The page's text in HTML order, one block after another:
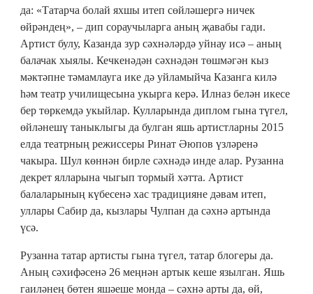
да: «Татарча болай яхшы итеп сөйләшергә ничек
өйрәндең», – дип сораучыларга аның җавабы гади.
Артист булу, Казанда зур сәхнәләрдә уйнау исә – аның
балачак хыялы. Кечкенәдән сәхнәдән төшмәгән кыз
мәктәпне тәмамлауга ике дә уйламыйча Казанга килә
һәм театр училищесына укырга керә. Илназ белән икесе
бер төркемдә укыйлар. Кулларында диплом гына түгел,
өйләнешү таныклыгы да булган яшь артистларны 2015
елда театрның режиссеры Ринат Әюпов үзләренә
чакыра. Шул көннән бирле сәхнәдә инде алар. Рузанна
декрет ялларына чыгып тормый хәтта. Артист
балаларының күбесенә хас традицияне дәвам итеп,
уллары Сабир да, кызлары Чулпан да сәхнә артында
үсә.
Рузанна татар артисты гына түгел, татар блогеры да.
Аның сәхифәсенә 26 меңнән артык кеше язылган. Яшь
гаиләнең бөтен яшәеше монда – сәхнә арты да, өй,